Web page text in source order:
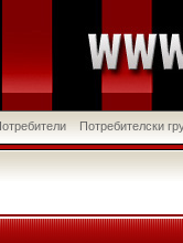
Потребителски